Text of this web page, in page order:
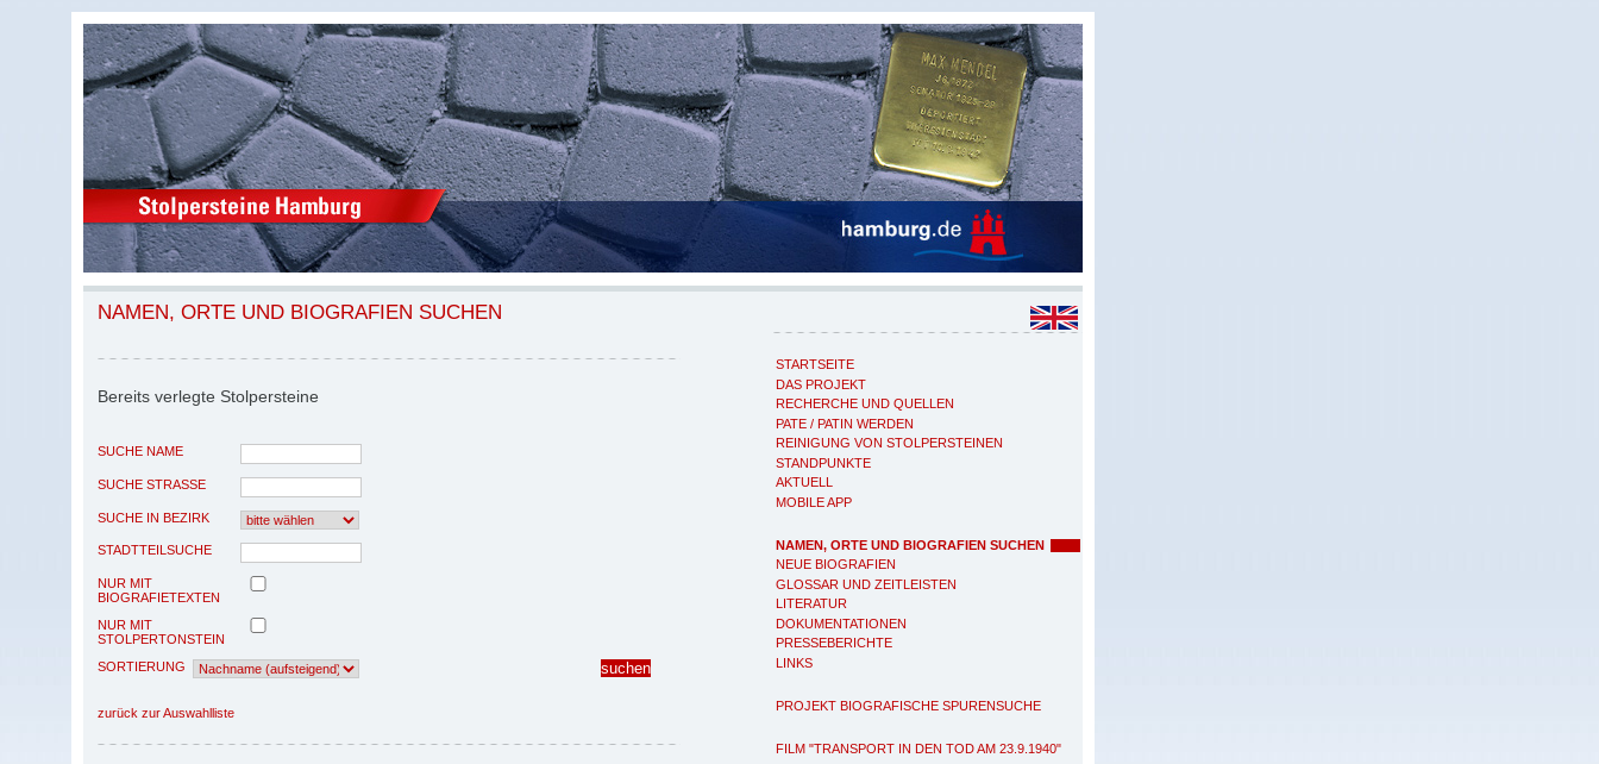
STARTSEITE
DAS PROJEKT
RECHERCHE UND QUELLEN
PATE / PATIN WERDEN
REINIGUNG VON STOLPERSTEINEN
STANDPUNKTE
AKTUELL
MOBILE APP
NAMEN, ORTE UND BIOGRAFIEN SUCHEN
NEUE BIOGRAFIEN
GLOSSAR UND ZEITLEISTEN
LITERATUR
DOKUMENTATIONEN
PRESSEBERICHTE
LINKS
PROJEKT BIOGRAFISCHE SPURENSUCHE
FILM "TRANSPORT IN DEN TOD AM 23.9.1940"
NAMEN, ORTE UND BIOGRAFIEN SUCHEN
Bereits verlegte Stolpersteine
SUCHE NAME
SUCHE STRASSE
SUCHE IN BEZIRK
STADTTEILSUCHE
NUR MIT
BIOGRAFIETEXTEN
NUR MIT
STOLPERTONSTEIN
SORTIERUNG
zurück zur Auswahlliste